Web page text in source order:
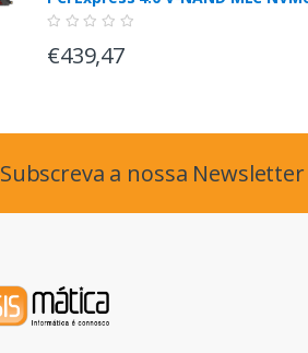
€439,47
Subscreva a nossa Newsletter